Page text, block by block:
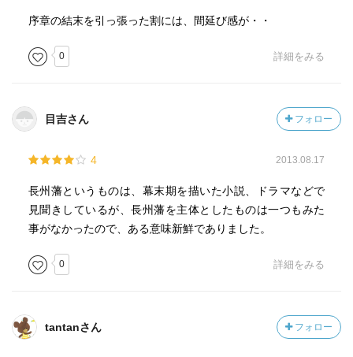
序章の結末を引っ張った割には、間延び感が・・
0 詳細をみる
目吉さん フォロー
4 2013.08.17
長州藩というものは、幕末期を描いた小説、ドラマなどで
見聞きしているが、長州藩を主体としたものは一つもみた
事がなかったので、ある意味新鮮でありました。
0 詳細をみる
tantanさん フォロー